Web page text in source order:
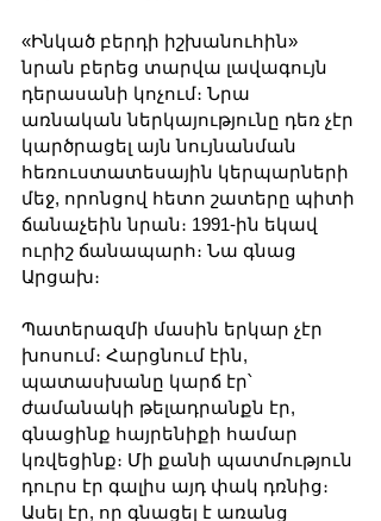
«Ինկած բերդի իշխանուհին»
նրան բերեց տարվա լավագույն
դերասանի կոչում։ Նրա
առնական ներկայությունը դեռ չէր
կարծրացել այն նույնանման
հեռուստատեսային կերպարների
մեջ, որոնցով հետո շատերը պիտի
ճանաչեին նրան։ 1991-ին եկավ
ուրիշ ճանապարհ։ Նա գնաց
Արցախ։
Պատերազմի մասին երկար չէր
խոսում։ Հարցնում էին,
պատասխանը կարճ էր՝
ժամանակի թելադրանքն էր,
գնացինք հայրենիքի համար
կռվեցինք։ Մի քանի պատմություն
դուրս էր գալիս այդ փակ դռնից։
Ասել էր, որ գնացել է առանց